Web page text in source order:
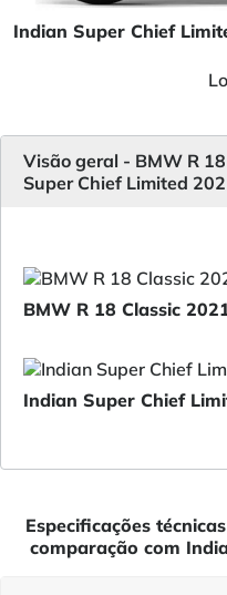
Indian Super Chief
Visão geral - BMW R
Super Chief Limited
BMW R 18 Classic
Indian Super Chief
Especificações
comparação com